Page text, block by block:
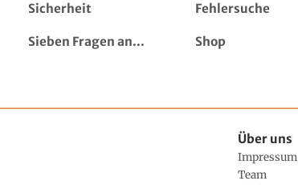
Sicherheit Fehlersuche
Sieben Fragen an... Shop
Über uns
Impressum
Team